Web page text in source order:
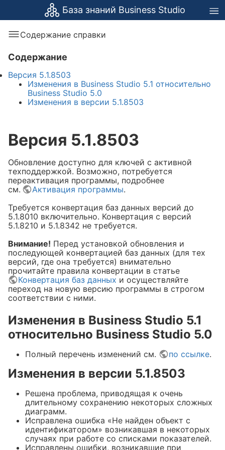
своевременно" при запуске
Параметр задан
Инициализатор типа
выдал исключение. в
База знаний Business Studio
Содержание справки
Версия 5.1.8503
Обновление доступно для ключей с активной
техподдержкой. Возможно, потребуется
переактивация программы, подробнее
см.
Активация программы.
Требуется конвертация баз данных версий до
5.1.8010 включительно. Конвертация с версий
5.1.8210 и 5.1.8342 не требуется.
Внимание! Перед установкой обновления и
последующей конвертацией баз данных (для тех
версий, где она требуется) внимательно
прочитайте правила конвертации в статье
Конвертация баз данных и осуществляйте
переход на новую версию программы в строгом
соответствии с ними.
Изменения в Business Studio 5.1
относительно Business Studio 5.0
Полный перечень изменений см. по ссылке.
Изменения в версии 5.1.8503
Решена проблема, приводящая к очень
длительному сохранению некоторых сложных
диаграмм.
Исправлена ошибка «Не найден объект с
идентификатором» возникавшая в некоторых
случаях при работе со списками показателей.
Исправлены ошибки, возникавшие при
Содержание
Версия 5.1.8503
Изменения в Business Studio 5.1 относительно
Business Studio 5.0
Изменения в версии 5.1.8503